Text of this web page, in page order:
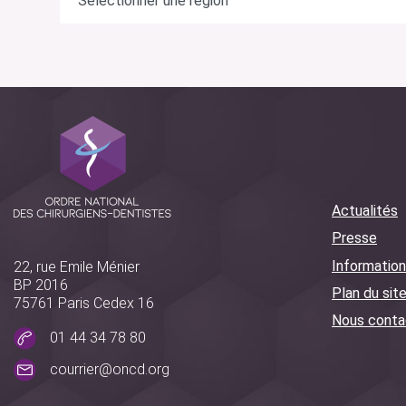
22, rue Emile Ménier
BP 2016
75761 Paris Cedex 16
01 44 34 78 80
courrier@oncd.org
Actualités
Presse
Plan du site
Nous